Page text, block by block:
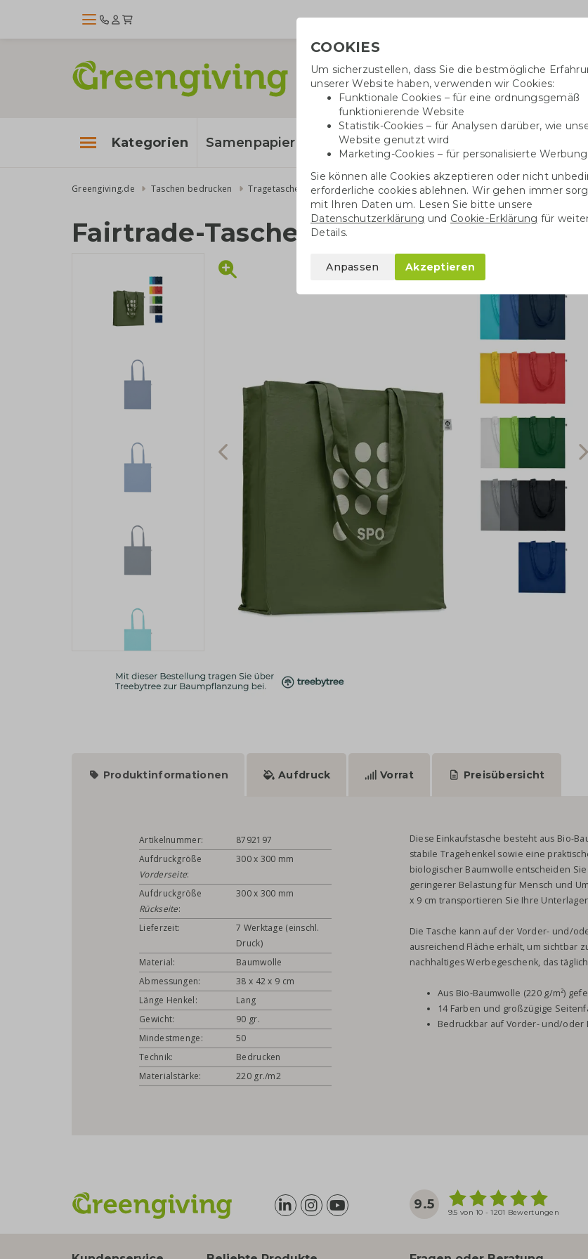
Kategorien Samenpapier Baumwolltaschen
Greengiving.de Taschen bedrucken Tragetaschen Baumwolltaschen Fairtrade Baumwolltaschen Fairtrade-
Fairtrade-Tasche mit Seitenfalte
Produktinformationen Aufdruck Vorrat Preisübersicht
Artikelnummer:
8792197
Aufdruckgröße
Vorderseite:
300 x 300 mm
Aufdruckgröße
Rückseite:
300 x 300 mm
Lieferzeit:
7 Werktage (einschl.
Druck)
Material:
Baumwolle
Abmessungen:
38 x 42 x 9 cm
Länge Henkel:
Lang
Gewicht:
90 gr.
Mindestmenge:
50
Technik:
Bedrucken
Materialstärke:
220 gr./m2
Diese Einkaufstasche besteht aus Bio-
stabile Tragehenkel sowie eine
biologischer Baumwolle entscheiden
geringerer Belastung für Mensch und
x 9 cm transportieren Sie Ihre
Die Tasche kann auf der Vorder- und/
ausreichend Fläche erhält, um sichtbar
nachhaltiges Werbegeschenk, das
Aus Bio-Baumwolle (220 g/m²)
14 Farben und großzügige
Bedruckbar auf Vorder- und/oder
9.5
9.5 von 10 - 1201 Bewertungen
COOKIES
Um sicherzustellen, dass Sie die bestmögliche
unserer Website haben, verwenden wir Cookies:
Funktionale Cookies – für eine ordnungsgemäß
funktionierende Website
Statistik-Cookies – für Analysen darüber, wie
Website genutzt wird
Marketing-Cookies – für personalisierte Werbung
Sie können alle Cookies akzeptieren oder nicht
erforderliche cookies ablehnen. Wir gehen immer
mit Ihren Daten um. Lesen Sie bitte unsere
Datenschutzerklärung und Cookie-Erklärung für
Details.
Anpassen Akzeptieren